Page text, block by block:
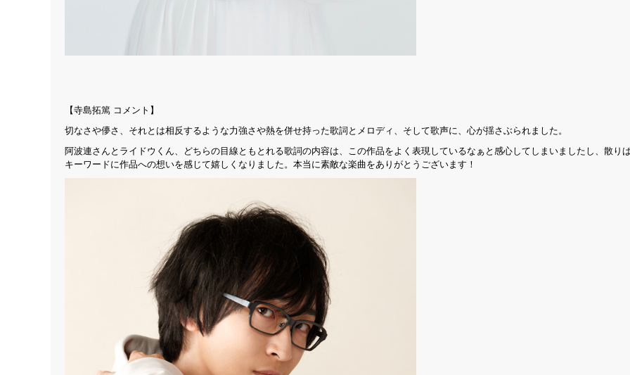
【寺島拓篤 コメント】
切なさや儚さ、それとは相反するような力強さや熱を併せ持った歌詞とメロディ、そして歌声に、心が揺さぶられました。
阿波連さんとライドウくん、どちらの目線ともとれる歌詞の内容は、この作品をよく表現しているなぁと感心してしまいましたし、散り
キーワードに作品への想いを感じて嬉しくなりました。本当に素敵な楽曲をありがとうございます！